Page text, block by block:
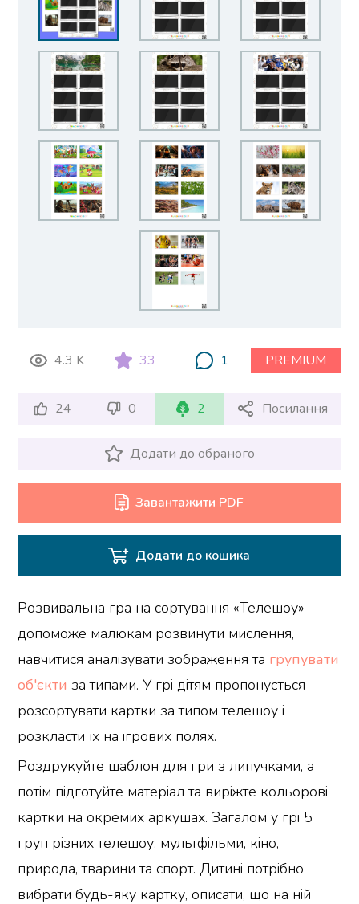
4.3 K 33 1 PREMIUM
24 0 2 Посилання
Додати до обраного
Завантажити PDF
Додати до кошика
Розвивальна гра на сортування «Телешоу»
допоможе малюкам розвинути мислення,
навчитися аналізувати зображення та групувати
об'єкти за типами. У грі дітям пропонується
розсортувати картки за типом телешоу і
розкласти їх на ігрових полях.
Роздрукуйте шаблон для гри з липучками, а
потім підготуйте матеріал та виріжте кольорові
картки на окремих аркушах. Загалом у грі 5
груп різних телешоу: мультфільми, кіно,
природа, тварини та спорт. Дитині потрібно
вибрати будь-яку картку, описати, що на ній